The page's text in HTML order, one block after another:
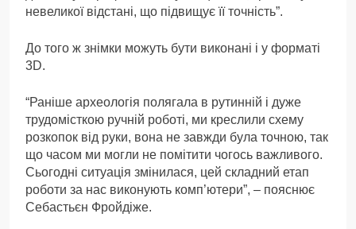
невеликої відстані, що підвищує її точність”.
До того ж знімки можуть бути виконані і у форматі
3D.
“Раніше археологія полягала в рутинній і дуже
трудомісткою ручній роботі, ми креслили схему
розкопок від руки, вона не завжди була точною, так
що часом ми могли не помітити чогось важливого.
Сьогодні ситуація змінилася, цей складний етап
роботи за нас виконують комп’ютери”, – пояснює
Себастьєн Фройдіже.